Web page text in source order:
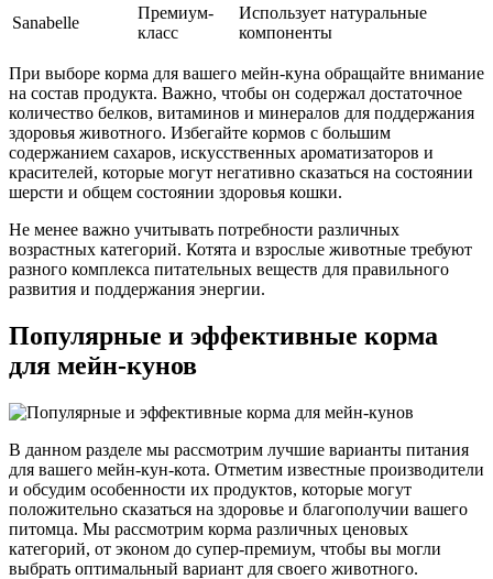
Sanabelle
Премиум-
класс
Использует натуральные
компоненты
При выборе корма для вашего мейн-куна обращайте внимание
на состав продукта. Важно, чтобы он содержал достаточное
количество белков, витаминов и минералов для поддержания
здоровья животного. Избегайте кормов с большим
содержанием сахаров, искусственных ароматизаторов и
красителей, которые могут негативно сказаться на состоянии
шерсти и общем состоянии здоровья кошки.
Не менее важно учитывать потребности различных
возрастных категорий. Котята и взрослые животные требуют
разного комплекса питательных веществ для правильного
развития и поддержания энергии.
Популярные и эффективные корма
для мейн-кунов
В данном разделе мы рассмотрим лучшие варианты питания
для вашего мейн-кун-кота. Отметим известные производители
и обсудим особенности их продуктов, которые могут
положительно сказаться на здоровье и благополучии вашего
питомца. Мы рассмотрим корма различных ценовых
категорий, от эконом до супер-премиум, чтобы вы могли
выбрать оптимальный вариант для своего животного.